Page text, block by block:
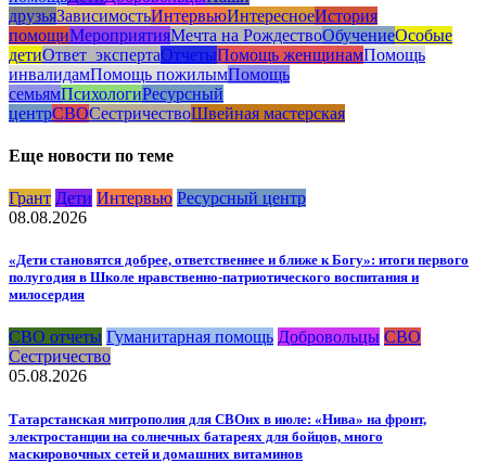
друзьяЗависимостьИнтервьюИнтересноеИстория
помощиМероприятияМечта на РождествоОбучениеОсобые
детиОтвет_экспертаОтчетыПомощь женщинамПомощь
инвалидамПомощь пожилымПомощь
семьямПсихологиРесурсный
центрСВОСестричествоШвейная мастерская
Еще новости по теме
Грант Дети Интервью Ресурсный центр
08.08.2026
«Дети становятся добрее, ответственнее и ближе к Богу»: итоги первого
полугодия в Школе нравственно-патриотического воспитания и
милосердия
СВО отчеты Гуманитарная помощь Добровольцы СВО
Сестричество
05.08.2026
Татарстанская митрополия для СВОих в июле: «Нива» на фронт,
электростанции на солнечных батареях для бойцов, много
маскировочных сетей и домашних витаминов